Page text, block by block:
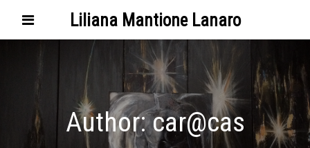
Liliana Mantione Lanaro
Author:car@cas